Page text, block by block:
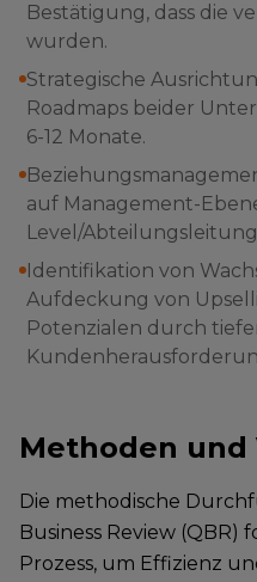
Bestätigung, dass die
wurden.
Strategische
Roadmaps beider
6-12 Monate.
auf Management-
Level/
Identifikation von
Aufdeckung von
Potenzialen durch
Methoden und
Die methodische
Business Review
Prozess, um Effizienz